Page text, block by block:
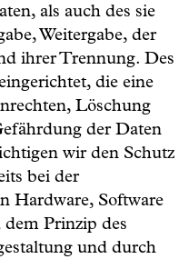
als auch des sie
Weitergabe, der
ihrer Trennung. Des
die eine
Löschung
der Daten
wir den Schutz
bei der
Hardware, Software
dem Prinzip des
und durch